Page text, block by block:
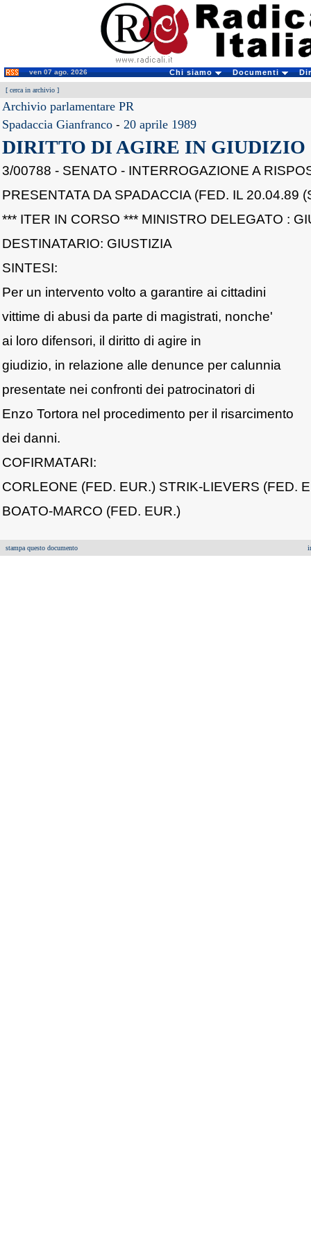
ven 07 ago. 2026 Chi siamo Documenti
[ cerca in archivio ]
Archivio parlamentare PR
Spadaccia Gianfranco - 20 aprile 1989
DIRITTO DI AGIRE IN GIUDIZIO
3/00788 - SENATO - INTERROGAZIONE A
PRESENTATA DA SPADACCIA (FED. IL 20.04.89
*** ITER IN CORSO *** MINISTRO DELEGATO :
DESTINATARIO: GIUSTIZIA
SINTESI:
Per un intervento volto a garantire ai cittadini
vittime di abusi da parte di magistrati, nonche'
ai loro difensori, il diritto di agire in
giudizio, in relazione alle denunce per calunnia
presentate nei confronti dei patrocinatori di
Enzo Tortora nel procedimento per il risarcimento
dei danni.
COFIRMATARI:
CORLEONE (FED. EUR.) STRIK-LIEVERS (FED.
BOATO-MARCO (FED. EUR.)
stampa questo documento